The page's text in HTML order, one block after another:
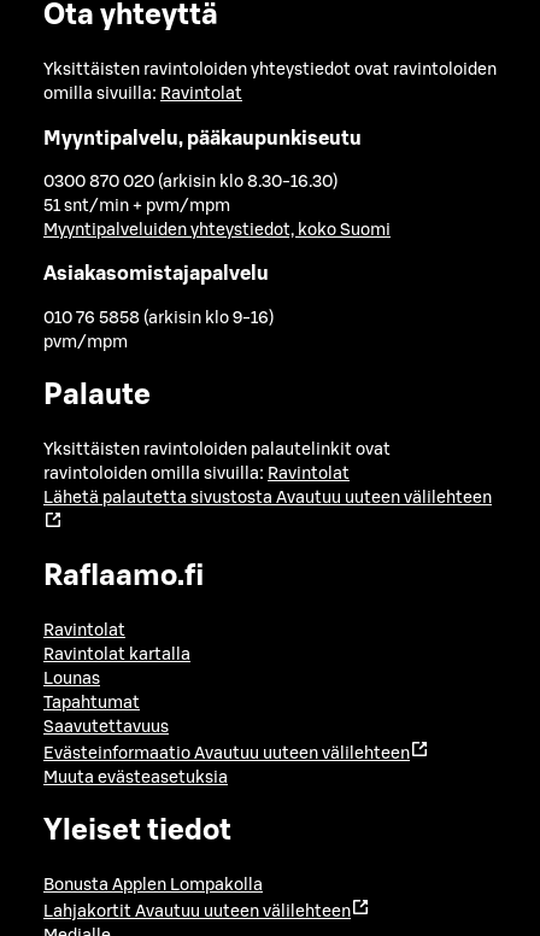
Ota yhteyttä
Yksittäisten ravintoloiden yhteystiedot ovat ravintoloiden
omilla sivuilla: Ravintolat
Myyntipalvelu, pääkaupunkiseutu
0300 870 020 (arkisin klo 8.30-16.30)
51 snt/min + pvm/mpm
Myyntipalveluiden yhteystiedot, koko Suomi
Asiakasomistajapalvelu
010 76 5858 (arkisin klo 9-16)
pvm/mpm
Palaute
Yksittäisten ravintoloiden palautelinkit ovat
ravintoloiden omilla sivuilla: Ravintolat
Lähetä palautetta sivustosta Avautuu uuteen välilehteen
Raflaamo.fi
Ravintolat
Ravintolat kartalla
Lounas
Tapahtumat
Saavutettavuus
Evästeinformaatio Avautuu uuteen välilehteen
Muuta evästeasetuksia
Yleiset tiedot
Bonusta Applen Lompakolla
Lahjakortit Avautuu uuteen välilehteen